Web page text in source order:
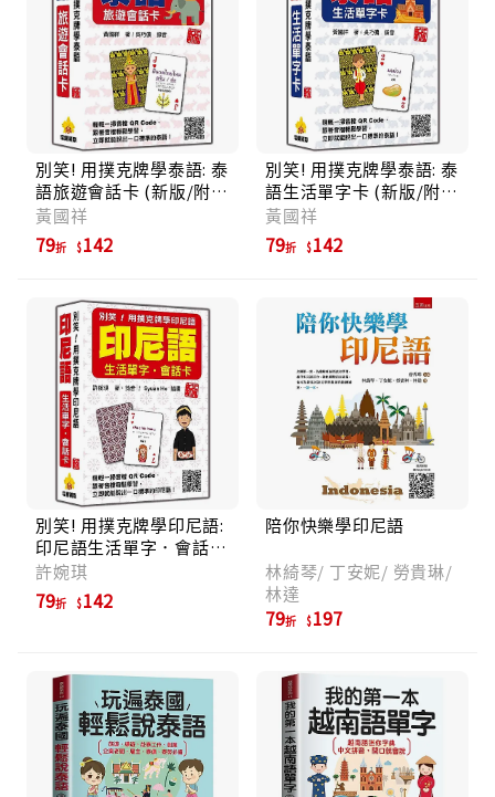
別笑! 用撲克牌學泰語: 泰
語旅遊會話卡 (新版/附
QR Code)
黃國祥
79折 142
別笑! 用撲克牌學泰語: 泰
語生活單字卡 (新版/附
QR Code)
黃國祥
79折 142
別笑! 用撲克牌學印尼語:
印尼語生活單字．會話卡
(新版/附QR Code)
許婉琪
79折 142
陪你快樂學印尼語
林綺琴/ 丁安妮/ 勞貴琳/
林達
79折 197